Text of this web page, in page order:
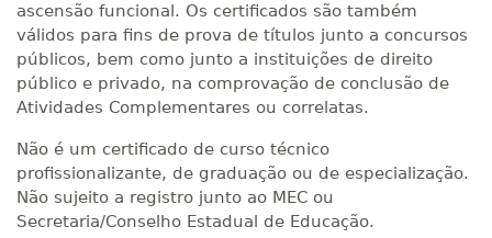
ascensão funcional. Os certificados são também
válidos para fins de prova de títulos junto a concursos
públicos, bem como junto a instituições de direito
público e privado, na comprovação de conclusão de
Atividades Complementares ou correlatas.
Não é um certificado de curso técnico
profissionalizante, de graduação ou de especialização.
Não sujeito a registro junto ao MEC ou
Secretaria/Conselho Estadual de Educação.